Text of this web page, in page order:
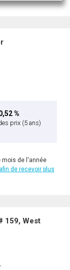
%
prix (5 ans)
mois de l'année
de recevoir plus
159, West